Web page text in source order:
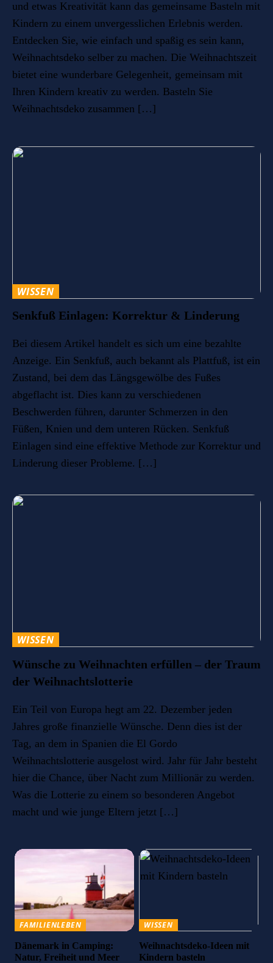
und etwas Kreativität kann das gemeinsame Basteln mit
Kindern zu einem unvergesslichen Erlebnis werden.
Entdecken Sie, wie einfach und spaßig es sein kann,
Weihnachtsdeko selber zu machen. Die Weihnachtszeit
bietet eine wunderbare Gelegenheit, gemeinsam mit
Ihren Kindern kreativ zu werden. Basteln Sie
Weihnachtsdeko zusammen […]
WISSEN
Senkfuß Einlagen: Korrektur & Linderung
Bei diesem Artikel handelt es sich um eine bezahlte
Anzeige. Ein Senkfuß, auch bekannt als Plattfuß, ist ein
Zustand, bei dem das Längsgewölbe des Fußes
abgeflacht ist. Dies kann zu verschiedenen
Beschwerden führen, darunter Schmerzen in den
Füßen, Knien und dem unteren Rücken. Senkfuß
Einlagen sind eine effektive Methode zur Korrektur und
Linderung dieser Probleme. […]
WISSEN
Wünsche zu Weihnachten erfüllen – der Traum
der Weihnachtslotterie
Ein Teil von Europa hegt am 22. Dezember jeden
Jahres große finanzielle Wünsche. Denn dies ist der
Tag, an dem in Spanien die El Gordo
Weihnachtslotterie ausgelost wird. Jahr für Jahr besteht
hier die Chance, über Nacht zum Millionär zu werden.
Was die Lotterie zu einem so besonderen Angebot
macht und wie junge Eltern jetzt […]
FAMILIENLEBEN
Dänemark in Camping:
Natur, Freiheit und Meer
WISSEN
Weihnachtsdeko-Ideen mit
Kindern basteln